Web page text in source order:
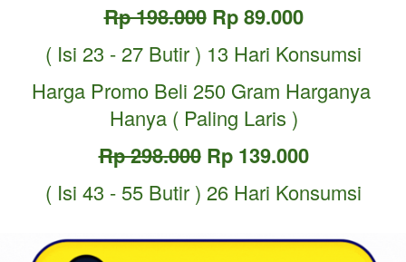
Rp 198.000 Rp 89.000
( Isi 23 - 27 Butir ) 13 Hari Konsumsi
Harga Promo Beli 250 Gram Harganya
Hanya ( Paling Laris )
Rp 298.000 Rp 139.000
( Isi 43 - 55 Butir ) 26 Hari Konsumsi